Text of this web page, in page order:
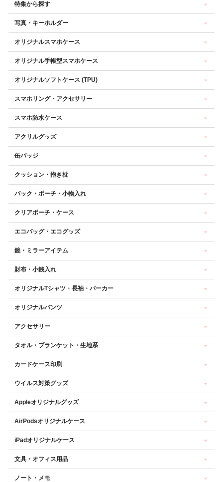
特集から探す
写真・キーホルダー
オリジナルスマホケース
オリジナル手帳型スマホケース
オリジナルソフトケース (TPU)
スマホリング・アクセサリー
スマホ防水ケース
アクリルグッズ
缶バッジ
クッション・抱き枕
バック・ポーチ・小物入れ
クリアポーチ・ケース
エコバッグ・エコグッズ
鏡・ミラーアイテム
財布・小銭入れ
オリジナルTシャツ・長袖・パーカー
オリジナルパンツ
アクセサリー
タオル・ブランケット・生地系
カードケース印刷
ウイルス対策グッズ
Appleオリジナルグッズ
AirPodsオリジナルケース
iPadオリジナルケース
文具・オフィス用品
ノート・メモ